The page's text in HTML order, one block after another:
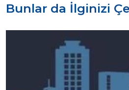
Bunlar da İlginizi